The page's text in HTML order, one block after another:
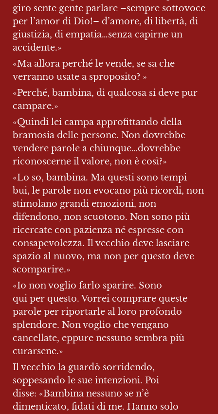
giro sente gente parlare –sempre sottovoce
per l’amor di Dio!– d’amore, di libertà, di
giustizia, di empatia…senza capirne un
accidente.»
«Ma allora perché le vende, se sa che
verranno usate a sproposito? »
«Perché, bambina, di qualcosa si deve pur
campare.»
«Quindi lei campa approfittando della
bramosia delle persone. Non dovrebbe
vendere parole a chiunque…dovrebbe
riconoscerne il valore, non è così?»
«Lo so, bambina. Ma questi sono tempi
bui, le parole non evocano più ricordi, non
stimolano grandi emozioni, non
difendono, non scuotono. Non sono più
ricercate con pazienza né espresse con
consapevolezza. Il vecchio deve lasciare
spazio al nuovo, ma non per questo deve
scomparire.»
«Io non voglio farlo sparire. Sono
qui per questo. Vorrei comprare queste
parole per riportarle al loro profondo
splendore. Non voglio che vengano
cancellate, eppure nessuno sembra più
curarsene.»
Il vecchio la guardò sorridendo,
soppesando le sue intenzioni. Poi
disse: «Bambina nessuno se n’è
dimenticato, fidati di me. Hanno solo